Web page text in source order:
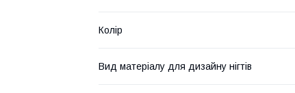
Колір
Вид матеріалу для дизайну нігтів